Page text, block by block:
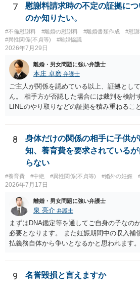
よいと思います。 ただ．慰謝料額につい
いとして，この点を考慮されることになる
今後のことを考えて書いてもらうか否かを
す。今ある証拠以上のことを証明（証明力
るのであれば，前向きに検討を進めるとい
値と夫との関係との均衡のように思います
いるのであれば，どのような内容の委任な
書士との協議になると思います。請求する
の見極めや，相手方は性交類似行為は認め
定しているのかによって，考え方・進め方
あれば，本人（行政書士でも同じだと思い
り変わらないように思います。減額で折り
もよいように思いますが，ゼロかどうかの
しかなくなるようにも思います。そうしま
談して進めることを検討した方がよいよう
7
慰謝料請求時の不定の証拠に
のか知りたい。
#不倫慰謝料 #離婚の慰謝料 #離婚書類作成
#慰
#異性関係(不貞等)
#離婚協議
2026年7月29日
離婚・男女問題に強い弁護士
本庄 卓磨 弁護士
ご主人が関係を認めている以上、証拠とし
ん。 相手方が否認した場合には裁判を検討
LINEのやり取りなどの証拠を積み重ねるこ
個別の事情によりますので、お早めに弁護
すめします。
8
身体だけの関係の相手に子供
知、養育費を要求されている
らない
#養育費 #中絶 #異性関係(不貞等) #婚外の妊娠
2026年7月17日
離婚・男女問題に強い弁護士
泉 亮介 弁護士
まずはDNA鑑定等を通してご自身の子なの
必要となります。 また妊娠期間中の収入補
払義務自体から争いとなるかと思われます
相手に弁護士がついているということであ
かは別として一度ご自身も個別に弁護士に
9 名誉毀損と言えますか